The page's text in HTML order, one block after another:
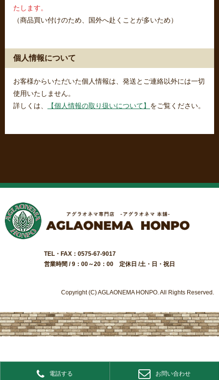
たします。
（商品買い付けのため、国外へ赴くことが多いため）
個人情報について
お客様からいただいた個人情報は、発送とご連絡以外には一切
使用いたしません。
詳しくは、
【個人情報の取り扱いについて】 をご覧ください。
TEL・FAX：0575-67-9017
営業時間 / 9：00～20：00 定休日 /土・日・祝日
Copyright (C) AGLAONEMA HONPO. All Rights Reserved.
電話する お問い合わせ